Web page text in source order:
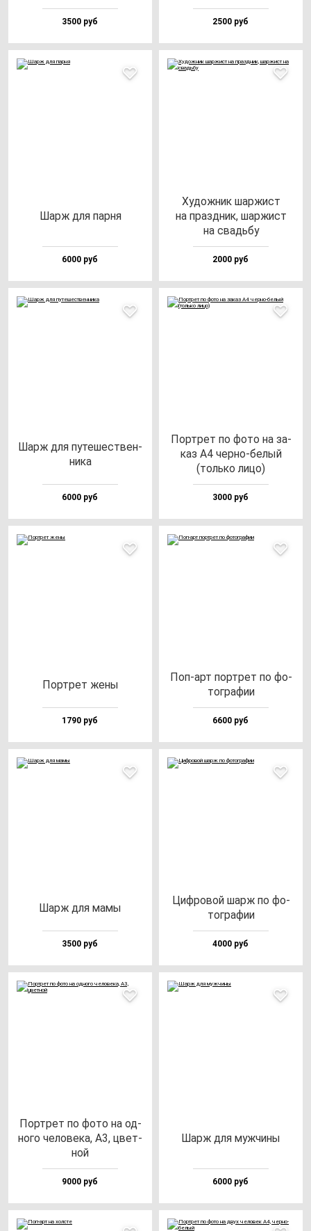
3500 руб 2500 руб
Шарж для пар­ня
6000 руб
Худож­ник шар­жист
на праз­дник, шар­жист
на свадь­бу
2000 руб
Шарж для пу­те­шес­твен­
ни­ка
6000 руб
Пор­трет по фо­то на за­
каз А4 чер­но-бе­лый
(толь­ко ли­цо)
3000 руб
Пор­трет же­ны
1790 руб
Поп-арт пор­трет по фо­
тог­ра­фии
6600 руб
Шарж для ма­мы
3500 руб
Циф­ро­вой шарж по фо­
тог­ра­фии
4000 руб
Пор­трет по фо­то на од­
но­го че­ло­ве­ка, А3, цвет­
ной
9000 руб
Шарж для муж­чи­ны
6000 руб